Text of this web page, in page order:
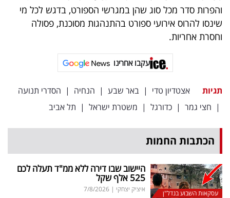
והפרות סדר מכל סוג שהן במגרשי הספורט, בדגש לכל מי
שינסו להרוס אירועי ספורט בהתנהגות מסוכנת, פסולה
וחסרת אחריות.
עקבו אחרינו
תגיות אצטדיון טדי | באר שבע | הנחיה | הסדרי תנועה
| חצי גמר | כדורגל | משטרת ישראל | תל אביב
הכתבות החמות
עסקאות השבוע בנדל"ן
היישוב שבו דירה ללא ממ"ד תעלה לכם
525 אלף שקל
איציק יצחקי |
7/8/2026